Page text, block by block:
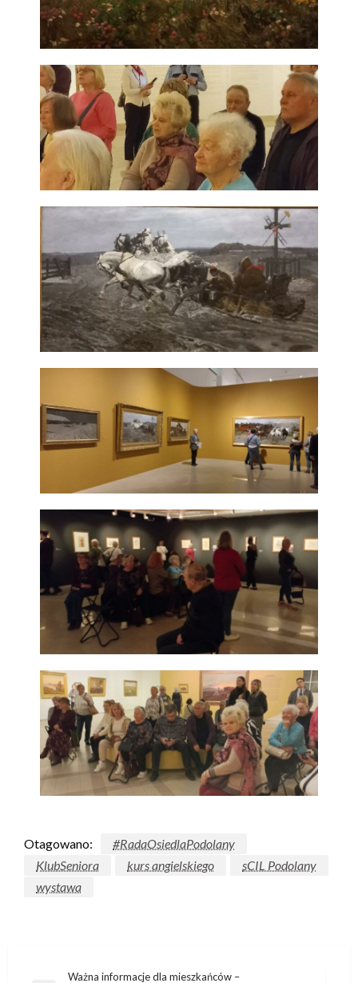
Otagowano:
#RadaOsiedlaPodolany
KlubSeniora
kurs angielskiego
sCIL Podolany
wystawa
Ważna informacje dla mieszkańców –